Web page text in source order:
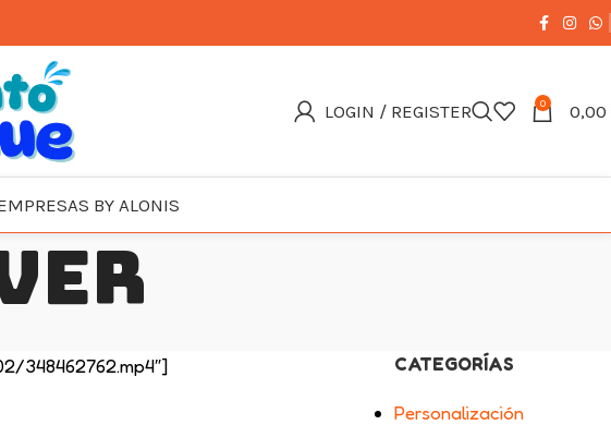
LOGIN / REGISTER 0 0,00
BY ALONIS
348462762.mp4″]
CATEGORÍAS
Personalización